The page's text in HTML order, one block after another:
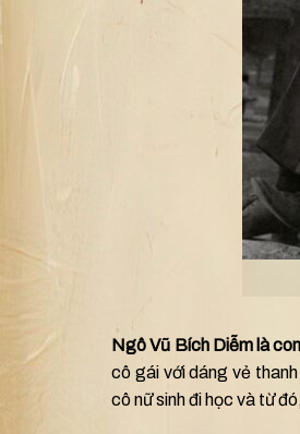
Ngô Vũ Bích Diễm là
cô gái với dáng vẻ
cô nữ sinh đi học và từ